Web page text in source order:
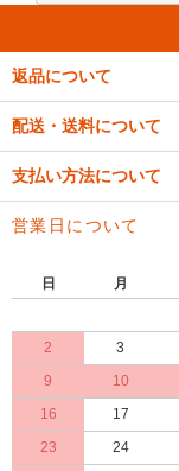
返品について
配送・送料について
支払い方法について
営業日について
日
月
2
3
9
10
16
17
23
24